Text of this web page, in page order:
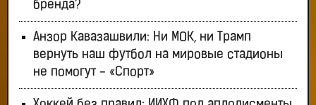
бренда?
Анзор Кавазашвили: Ни МОК, ни Трамп
вернуть наш футбол на мировые стадионы
не помогут - «Спорт»